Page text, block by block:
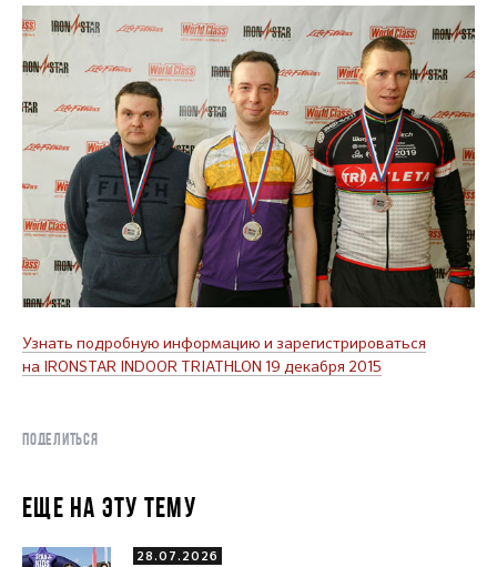
Узнать подробную информацию и зарегистрироваться
на IRONSTAR INDOOR TRIATHLON 19 декабря 2015
ПОДЕЛИТЬСЯ
ЕЩЕ НА ЭТУ ТЕМУ
28.07.2026